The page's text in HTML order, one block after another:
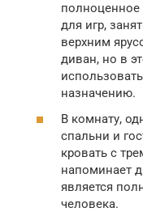
полноценное
для игр,
верхним
диван, но в
назначению.
В комнату,
спальни и
кровать с
напоминает
является
человека.